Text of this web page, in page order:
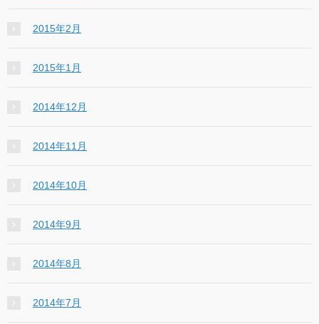
2015年2月
2015年1月
2014年12月
2014年11月
2014年10月
2014年9月
2014年8月
2014年7月